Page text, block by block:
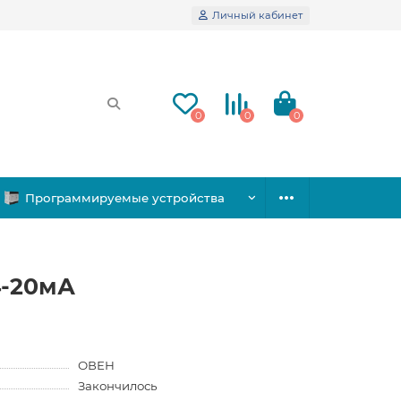
Личный кабинет
0 0 0
Программируемые устройства
20мА
ОВЕН
Закончилось